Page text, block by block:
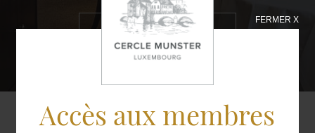
Accès aux membres
FERMER X
EN SAVOIR
PLUS